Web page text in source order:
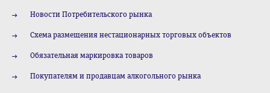
Новости Потребительского рынка
Схема размещения нестационарных торговых объектов
Обязательная маркировка товаров
Покупателям и продавцам алкогольного рынка